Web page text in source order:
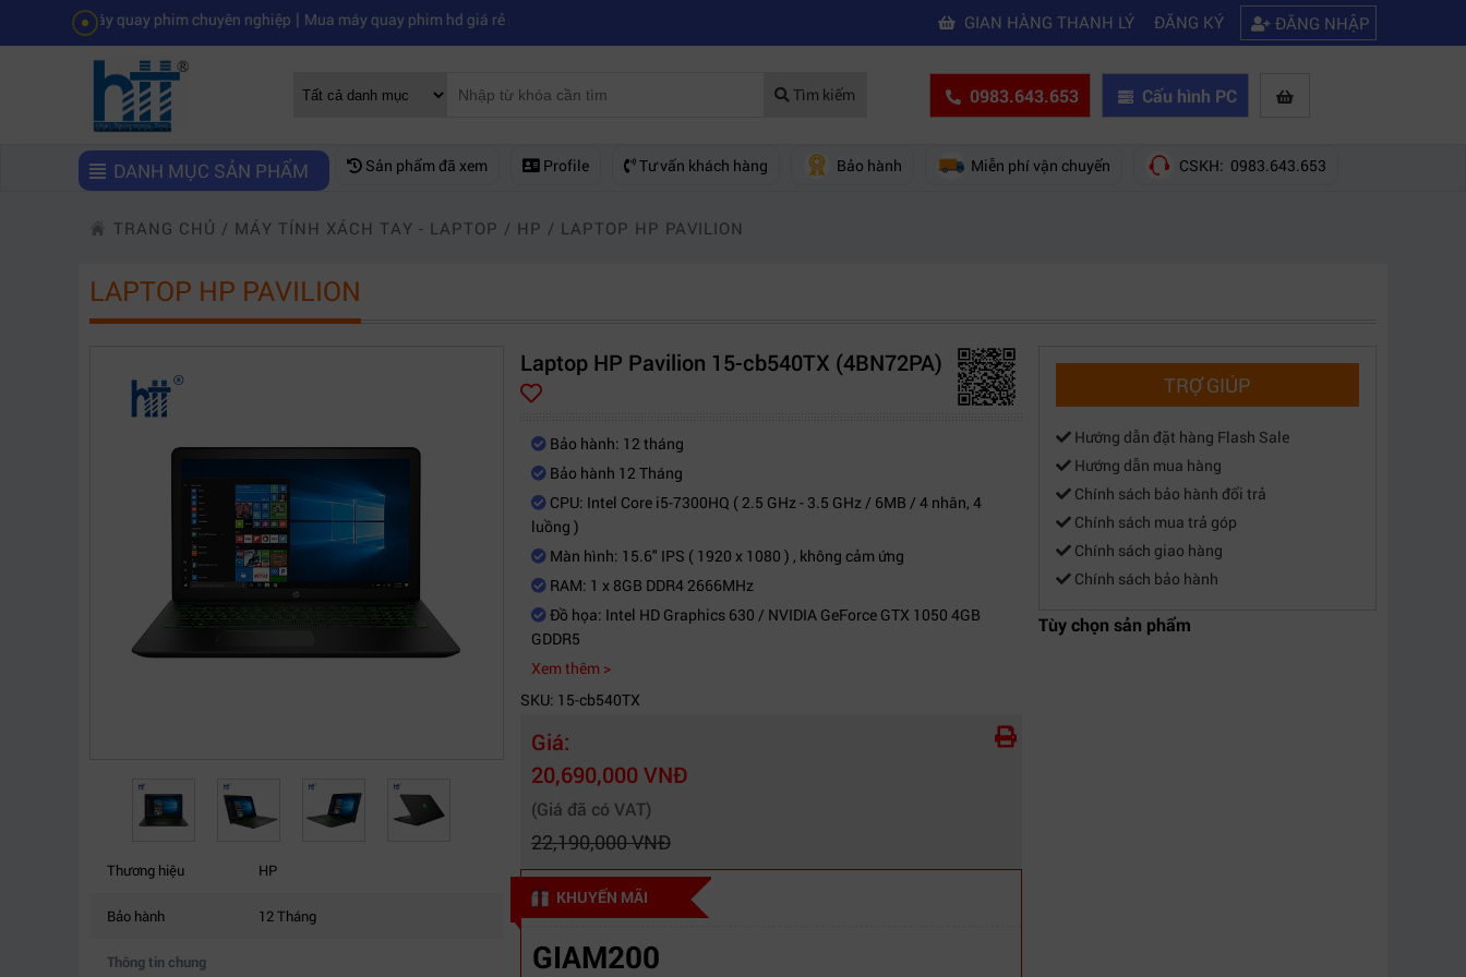
quay phim chuyên nghiệp |Mua máy quay phim hd giá rẻ nên mua của hãng nào? Mách bạn 5 cách khắc phục laptop không kết nối được wifi|Kinh nghiệm chọn mua máy quay phim giá rẻ bạn nên biết
GIAN HÀNG THANH LÝ ĐĂNG KÝ ĐĂNG NHẬP
Tìm kiếm 0983.643.653 Cấu hình PC
DANH MỤC SẢN PHẨM Sản phẩm đã xem Profile Tư vấn khách hàng Bảo hành Miễn phí vận chuyển CSKH: 0983.643.653
TRANG CHỦ / MÁY TÍNH XÁCH TAY - LAPTOP / HP / LAPTOP HP PAVILION
LAPTOP HP PAVILION
Thương hiệu HP
Bảo hành 12 Tháng
Thông tin chung
Laptop HP Pavilion 15-cb540TX (4BN72PA)
Bảo hành: 12 tháng
Bảo hành 12 Tháng
CPU: Intel Core i5-7300HQ ( 2.5 GHz - 3.5 GHz / 6MB / 4 nhân, 4
luồng )
Màn hình: 15.6" IPS ( 1920 x 1080 ) , không cảm ứng
RAM: 1 x 8GB DDR4 2666MHz
Đồ họa: Intel HD Graphics 630 / NVIDIA GeForce GTX 1050 4GB
GDDR5
Xem thêm >
SKU: 15-cb540TX
Giá:
20,690,000 VNĐ
(Giá đã có VAT)
22,190,000 VNĐ
KHUYẾN MÃI
GIAM200
TRỢ GIÚP
Hướng dẫn đặt hàng Flash Sale
Hướng dẫn mua hàng
Chính sách bảo hành đổi trả
Chính sách mua trả góp
Chính sách giao hàng
Chính sách bảo hành
Tùy chọn sản phẩm